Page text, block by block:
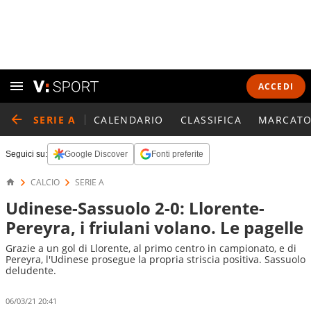
ACCEDI
SERIE A CALENDARIO CLASSIFICA
Seguici su: Google Discover Fonti preferite
CALCIO SERIE A
Udinese-Sassuolo 2-0: Llorente-
Pereyra, i friulani volano. Le pagelle
Grazie a un gol di Llorente, al primo centro in campionato, e di
Pereyra, l'Udinese prosegue la propria striscia positiva. Sassuolo
deludente.
06/03/21 20:41